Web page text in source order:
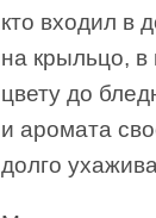
кто входил в
на крыльцо,
цвету до
и аромата
долго